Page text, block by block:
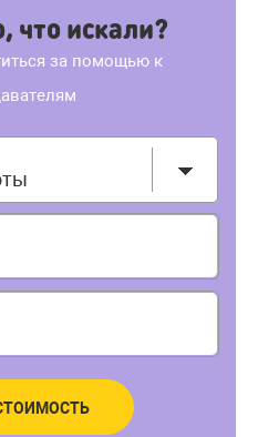
что искали?
за помощью к